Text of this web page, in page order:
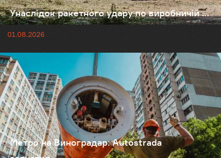
Унаслідок ракетного удару по виробничій ...
01.08.2026
Метро на Виноградар: Autostrada